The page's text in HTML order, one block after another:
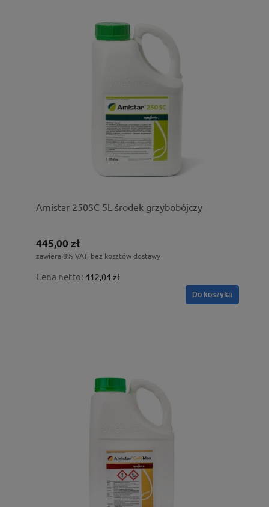
Amistar 250SC 5L środek grzybobójczy
445,00 zł
zawiera 8% VAT, bez kosztów dostawy
Cena netto: 412,04 zł
Do koszyka